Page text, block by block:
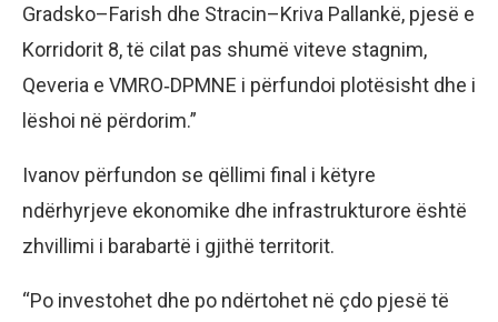
Gradsko–Farish dhe Stracin–Kriva Pallankë, pjesë e
Korridorit 8, të cilat pas shumë viteve stagnim,
Qeveria e VMRO‑DPMNE i përfundoi plotësisht dhe i
lëshoi në përdorim.”
Ivanov përfundon se qëllimi final i këtyre
ndërhyrjeve ekonomike dhe infrastrukturore është
zhvillimi i barabartë i gjithë territorit.
“Po investohet dhe po ndërtohet në çdo pjesë të